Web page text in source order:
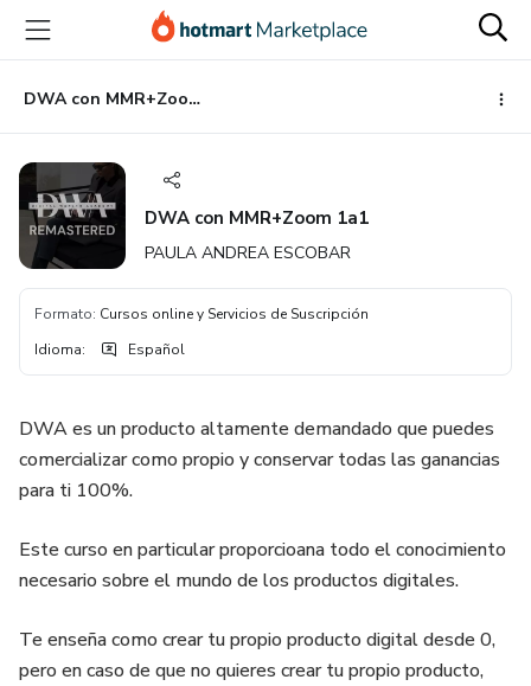
principal
página
de
página
DWA con MMR+Zoom 1a1
DWA con MMR+Zoom 1a1
PAULA ANDREA ESCOBAR
Formato: Cursos online y Servicios de Suscripción
Idioma: Español
DWA es un producto altamente demandado que puedes
comercializar como propio y conservar todas las ganancias
para ti 100%.
Este curso en particular proporcioana todo el conocimiento
necesario sobre el mundo de los productos digitales.
Te enseña como crear tu propio producto digital desde 0,
pero en caso de que no quieres crear tu propio producto,